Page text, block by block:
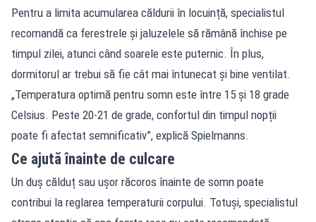
Pentru a limita acumularea căldurii în locuință, specialistul
recomandă ca ferestrele și jaluzelele să rămână închise pe
timpul zilei, atunci când soarele este puternic. În plus,
dormitorul ar trebui să fie cât mai întunecat și bine ventilat.
„Temperatura optimă pentru somn este între 15 și 18 grade
Celsius. Peste 20-21 de grade, confortul din timpul nopții
poate fi afectat semnificativ”, explică Spielmanns.
Ce ajută înainte de culcare
Un duș călduț sau ușor răcoros înainte de somn poate
contribui la reglarea temperaturii corpului. Totuși, specialistul